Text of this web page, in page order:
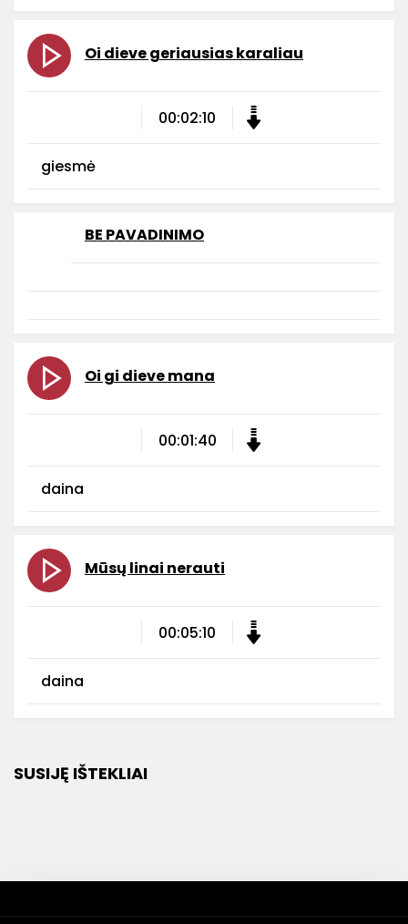
Oi dieve geriausias karaliau
00:02:10
giesmė
BE PAVADINIMO
Oi gi dieve mana
00:01:40
daina
Mūsų linai nerauti
00:05:10
daina
SUSIJĘ IŠTEKLIAI